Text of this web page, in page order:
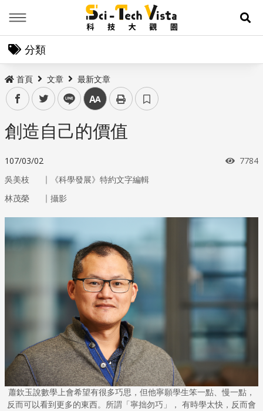
展
分類
首頁 文章 最新文章
facebooktwitter line 中
創造自己的價值
107/03/02 瀏覽
7784
吳美枝 ｜
《科學發展》特約文字編輯
林茂榮
｜ 攝影
蕭欽玉說數學上會希望有很多巧思，但他寧願學生笨一點、慢一點，
反而可以看到更多的東西。所謂「寧拙勿巧」， 有時學太快，反而會